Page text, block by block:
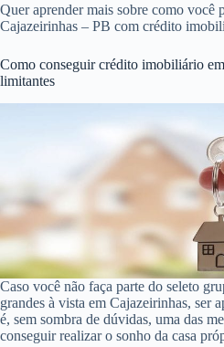
Quer aprender mais sobre como você
Cajazeirinhas – PB com crédito
Como conseguir crédito imobiliário
limitantes
Caso você não faça parte do seleto
grandes à vista em Cajazeirinhas, ser
é, sem sombra de dúvidas, uma das
conseguir realizar o sonho da casa